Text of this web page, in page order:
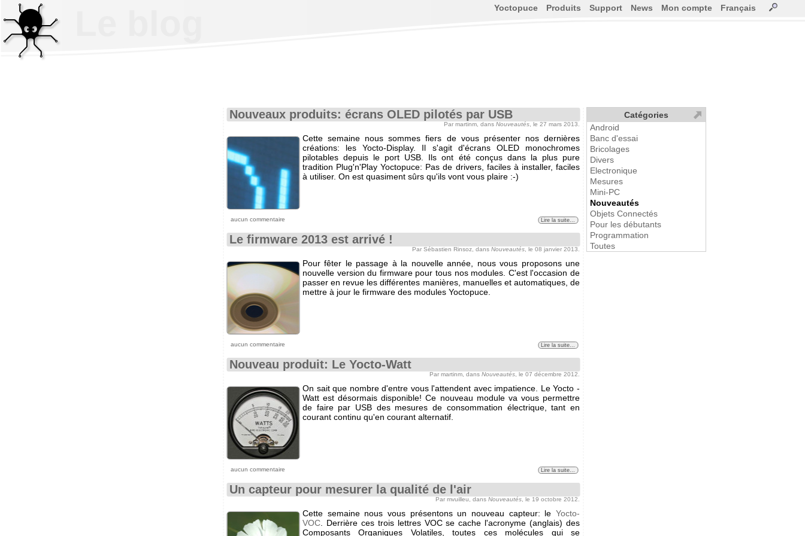
Nouveaux produits: écrans OLED pilotés par USB
Par martinm, dans Nouveautés , le 27 mars 2013.
Cette semaine nous sommes fiers de vous présenter nos dernières
créations: les Yocto-Display. Il s'agit d'écrans OLED monochromes
pilotables depuis le port USB. Ils ont été conçus dans la plus pure
tradition Plug'n'Play Yoctopuce: Pas de drivers, faciles à installer, faciles
à utiliser. On est quasiment sûrs qu'ils vont vous plaire :-)
aucun commentaire Lire la suite...
Le firmware 2013 est arrivé !
Par Sébastien Rinsoz, dans Nouveautés , le 08 janvier 2013.
Pour fêter le passage à la nouvelle année, nous vous proposons une
nouvelle version du firmware pour tous nos modules. C'est l'occasion de
passer en revue les différentes manières, manuelles et automatiques, de
mettre à jour le firmware des modules Yoctopuce.
aucun commentaire Lire la suite...
Nouveau produit: Le Yocto-Watt
Par martinm, dans Nouveautés , le 07 décembre 2012.
On sait que nombre d'entre vous l'attendent avec impatience. Le Yocto -
Watt est désormais disponible! Ce nouveau module va vous permettre
de faire par USB des mesures de consommation électrique, tant en
courant continu qu'en courant alternatif.
aucun commentaire Lire la suite...
Un capteur pour mesurer la qualité de l'air
Par mvuilleu, dans Nouveautés , le 19 octobre 2012.
Cette semaine nous vous présentons un nouveau capteur: le Yocto-
VOC . Derrière ces trois lettres VOC se cache l'acronyme (anglais) des
Composants Organiques Volatiles, toutes ces molécules qui se
Yoctopuce Produits Support News Mon compte Français
Catégories
Android
Banc d'essai
Bricolages
Divers
Electronique
Mesures
Mini-PC
Nouveautés
Objets Connectés
Pour les débutants
Programmation
Toutes